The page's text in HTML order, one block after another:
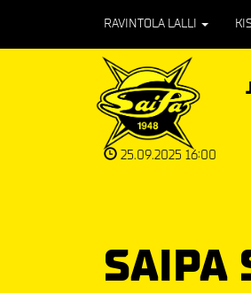
RAVINTOLA LALLI
25.09.2025 16:00
SAIPA